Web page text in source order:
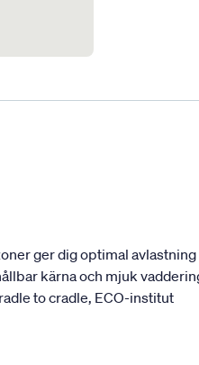
ger dig optimal
kärna och mjuk
to cradle, ECO-institut